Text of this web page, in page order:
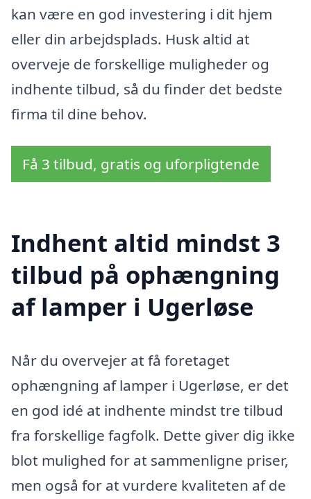
kan være en god investering i dit hjem
eller din arbejdsplads. Husk altid at
overveje de forskellige muligheder og
indhente tilbud, så du finder det bedste
firma til dine behov.
Få 3 tilbud, gratis og uforpligtende
Indhent altid mindst 3
tilbud på ophængning
af lamper i Ugerløse
Når du overvejer at få foretaget
ophængning af lamper i Ugerløse, er det
en god idé at indhente mindst tre tilbud
fra forskellige fagfolk. Dette giver dig ikke
blot mulighed for at sammenligne priser,
men også for at vurdere kvaliteten af de